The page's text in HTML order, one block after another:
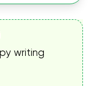
writing